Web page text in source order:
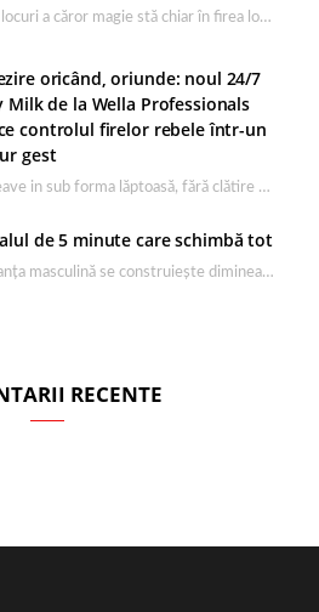
Sunt locuri a căror magie stă chiar în firea lor naturală, iar Lacul Ursu din…
oricând, oriunde: noul 24/7
Milk de la Wella Professionals
controlul firelor rebele într-un
gest
Un leave in sub forma lăptoasă, fără clătire care completează rutina Ultimate Smooth și transformă…
de 5 minute care schimbă tot
Eleganța masculină se construiește dimineața, în câteva minute și cu produsele potrivite. O rutină de…
RECENTE